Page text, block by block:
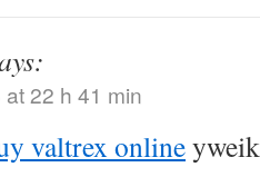
22 h 41 min
valtrex online